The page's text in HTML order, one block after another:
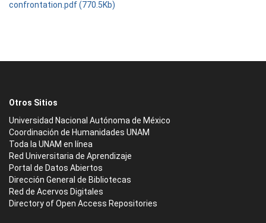
confrontation.pdf (770.5Kb)
Otros Sitios
Universidad Nacional Autónoma de México
Coordinación de Humanidades UNAM
Toda la UNAM en línea
Red Universitaria de Aprendizaje
Portal de Datos Abiertos
Dirección General de Bibliotecas
Red de Acervos Digitales
Directory of Open Access Repositories